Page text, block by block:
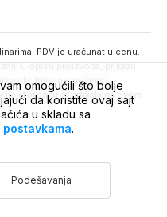
PDV je uračunat u cenu.
u opisu proizvoda, prikazu
Ipak, ne možemo
i fotografije artikala na ovom
omogućili što bolje
da koristite ovaj sajt
u skladu sa
postavkama.
Podešavanja